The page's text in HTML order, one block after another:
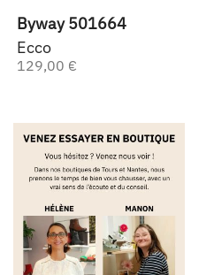
Byway 501664
Ecco
129,00 €